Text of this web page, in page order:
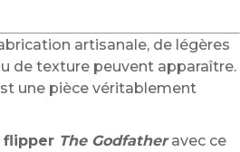
artisanale, de légères
de texture peuvent apparaître.
une pièce véritablement
flipper The Godfatheravec ce